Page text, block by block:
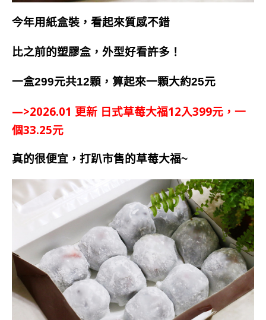
今年用紙盒裝，看起來質感不錯
比之前的塑膠盒，外型好看許多！
一盒299元共12顆，算起來一顆大約25元
—>2026.01 更新 日式草莓大福12入399元，一
個33.25元
真的很便宜，打趴市售的草莓大福~